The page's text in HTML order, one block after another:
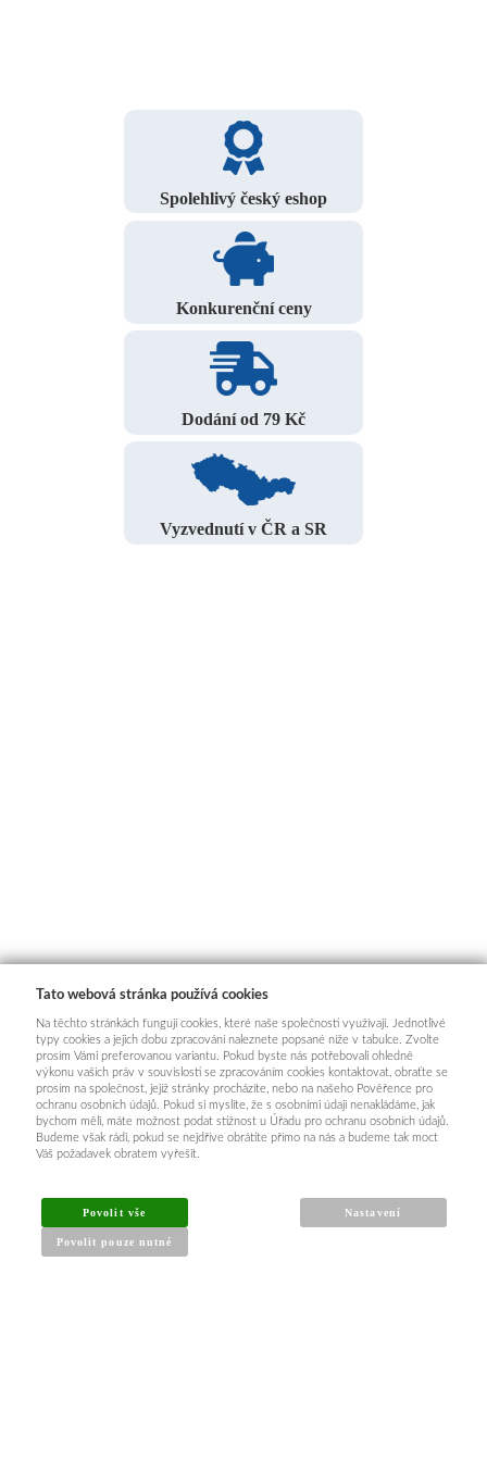
Spolehlivý český eshop
Konkurenční ceny
Dodání od 79 Kč
Vyzvednutí v ČR a SR
Tato webová stránka používá cookies
Na těchto stránkách fungují cookies, které naše společnosti využívají. Jednotlivé
typy cookies a jejich dobu zpracování naleznete popsané níže v tabulce. Zvolte
prosím Vámi preferovanou variantu. Pokud byste nás potřebovali ohledně
výkonu vašich práv v souvislosti se zpracováním cookies kontaktovat, obraťte se
prosím na společnost, jejíž stránky procházíte, nebo na našeho Pověřence pro
ochranu osobních údajů. Pokud si myslíte, že s osobními údaji nenakládáme, jak
bychom měli, máte možnost podat stížnost u Úřadu pro ochranu osobních údajů.
Budeme však rádi, pokud se nejdříve obrátíte přímo na nás a budeme tak moct
Váš požadavek obratem vyřešit.
Povolit vše
Povolit pouze nutné
Nastavení